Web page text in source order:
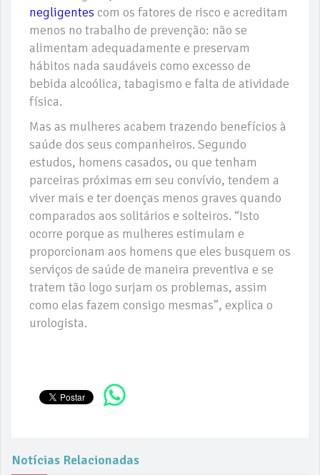
negligentes com os fatores de risco e acreditam
menos no trabalho de prevenção: não se
alimentam adequadamente e preservam
hábitos nada saudáveis como excesso de
bebida alcoólica, tabagismo e falta de atividade
física.
Mas as mulheres acabem trazendo benefícios à
saúde dos seus companheiros. Segundo
estudos, homens casados, ou que tenham
parceiras próximas em seu convívio, tendem a
viver mais e ter doenças menos graves quando
comparados aos solitários e solteiros. “Isto
ocorre porque as mulheres estimulam e
proporcionam aos homens que eles busquem os
serviços de saúde de maneira preventiva e se
tratem tão logo surjam os problemas, assim
como elas fazem consigo mesmas”, explica o
urologista.
Notícias Relacionadas